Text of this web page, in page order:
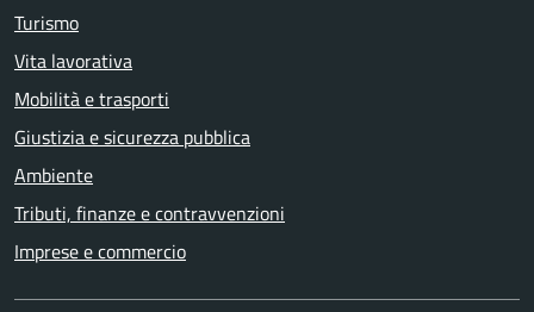
Turismo
Vita lavorativa
Mobilità e trasporti
Giustizia e sicurezza pubblica
Ambiente
Tributi, finanze e contravvenzioni
Imprese e commercio